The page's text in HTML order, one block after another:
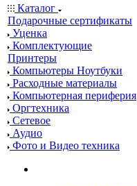
Каталог
Подарочные сертификаты
Уценка
Комплектующие
Принтеры
Компьютеры Ноутбуки
Расходные материалы
Компьютерная периферия
Оргтехника
Сетевое
Аудио
Фото и Видео техника